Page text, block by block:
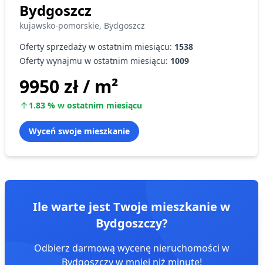
Bydgoszcz
kujawsko-pomorskie, Bydgoszcz
Oferty sprzedaży w ostatnim miesiącu: 1538
Oferty wynajmu w ostatnim miesiącu: 1009
9950 zł/ m²
1.83 % w ostatnim miesiącu
Wyceń swoje mieszkanie
Ile warte jest Twoje mieszkanie w
Bydgoszczy?
Odbierz darmową wycenę nieruchomości w
Bydgoszczyw mniej niż minutę!